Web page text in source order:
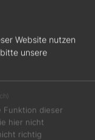
Website nutzen
unsere
Funktion dieser
hier nicht
richtig